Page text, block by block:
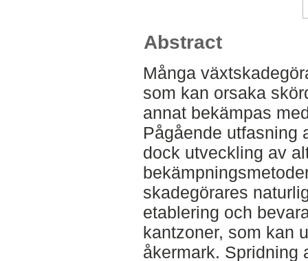
Abstract
Många
som kan orsaka
annat bekämpas
Pågående utfasning
dock utveckling av
skadegörares
etablering och
kantzoner, som kan
åkermark. Spridning